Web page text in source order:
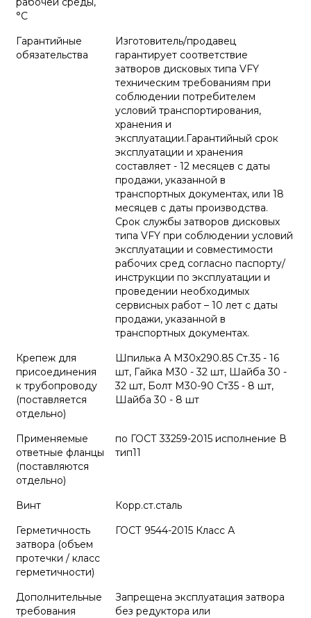
°С
Гарантийные
обязательства
Изготовитель/продавец
гарантирует соответствие
затворов дисковых типа VFY
техническим требованиям при
соблюдении потребителем
условий транспортирования,
хранения и
эксплуатации.Гарантийный срок
эксплуатации и хранения
составляет - 12 месяцев с даты
продажи, указанной в
транспортных документах, или 18
месяцев с даты производства.
Срок службы затворов дисковых
типа VFY при соблюдении условий
эксплуатации и совместимости
рабочих сред согласно паспорту/
инструкции по эксплуатации и
проведении необходимых
сервисных работ – 10 лет с даты
продажи, указанной в
транспортных документах.
Крепеж для
присоединения
к трубопроводу
(поставляется
отдельно)
Шпилька А М30х290.85 Ст.35 - 16
шт, Гайка М30 - 32 шт, Шайба 30 -
32 шт, Болт М30-90 Ст35 - 8 шт,
Шайба 30 - 8 шт
Применяемые
ответные фланцы
(поставляются
отдельно)
по ГОСТ 33259-2015 исполнение В
тип11
Винт
Корр.ст.сталь
Герметичность
затвора (объем
протечки / класс
герметичности)
ГОСТ 9544-2015 Класс А
Дополнительные
требования
Запрещена эксплуатация затвора
без редуктора или